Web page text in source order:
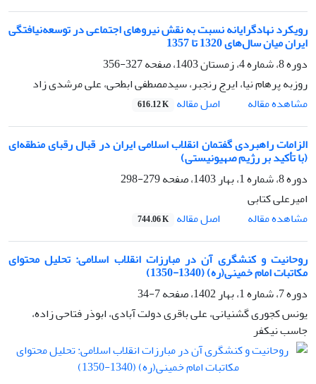
رویکرد نهادگرایانه نسبت به نقش نیروهای اجتماعی در توسعه‌نیافتگی
ایران میان سال‌های 1320 تا 1357
دوره 8، شماره 4، زمستان 1403، صفحه
327-356
روزبه پرهام نیا، ایرج رنجبر، سیدمصطفی ابطحی، علی مرشدی زاد
مشاهده مقاله
اصل مقاله 616.12 K
الزامات راهبردی گفتمان انقلاب اسلامی ایران در قبال رقبای منطقه‌ای
(با تأکید بر رژیم صهیونیستی)
دوره 8، شماره 1، بهار 1403، صفحه
279-298
امیرعلی کتابی
مشاهده مقاله
اصل مقاله 744.06 K
روحانیت و کنشگری آن در مبارزات انقلاب اسلامی: تحلیل محتوای
مکاتبات امام خمینی(ره) (1340-1350)
دوره 7، شماره 1، بهار 1402، صفحه
7-34
یونس کجوری گشنیانی، علی باقری دولت آبادی، ابوذر فتاحی زاده،
جاسب نیکفر